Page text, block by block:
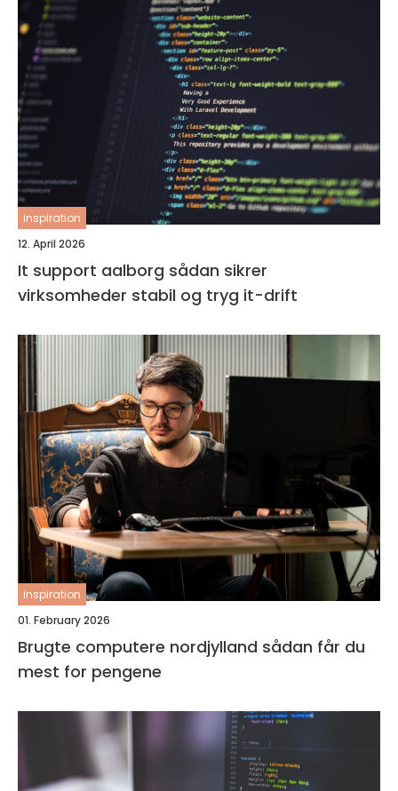
inspiration
12. April 2026
It support aalborg sådan sikrer
virksomheder stabil og tryg it-drift
inspiration
01. February 2026
Brugte computere nordjylland sådan får du
mest for pengene